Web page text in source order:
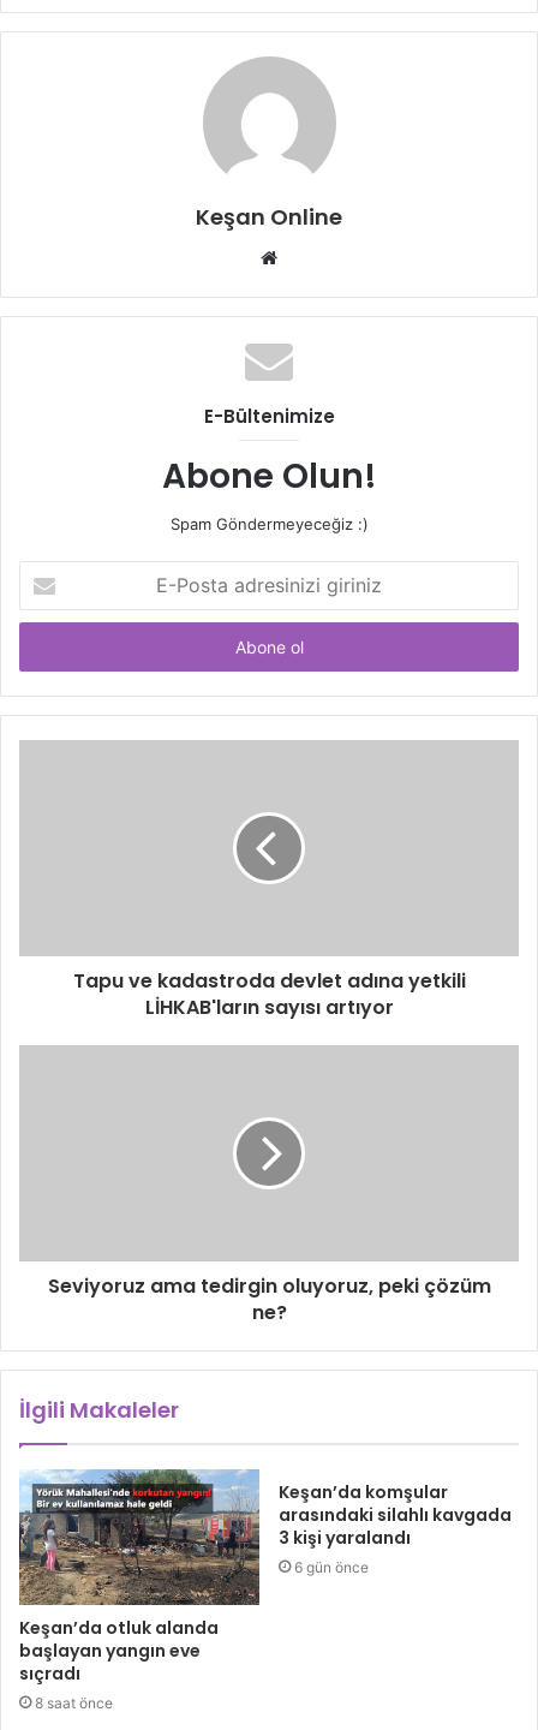
Keşan Online
Web
E-Bültenimize
Abone Olun!
Spam Göndermeyeceğiz :)
Posta
adresinizi
Tapu ve kadastroda devlet adına yetkili
LİHKAB'ların sayısı artıyor
Seviyoruz ama tedirgin oluyoruz, peki çözüm
ne?
İlgili Makaleler
Keşan’da otluk alanda
başlayan yangın eve
sıçradı
8 saat önce
Keşan’da komşular
arasındaki silahlı kavgada
3 kişi yaralandı
6 gün önce